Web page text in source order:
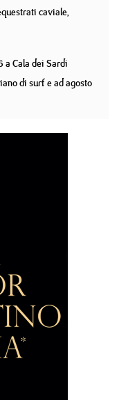
caviale,
a Cala dei Sardi
di surf e ad agosto